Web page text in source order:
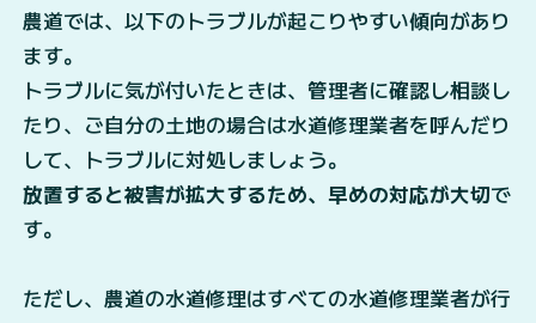
農道では、以下のトラブルが起こりやすい傾向があり
ます。
トラブルに気が付いたときは、管理者に確認し相談し
たり、ご自分の土地の場合は水道修理業者を呼んだり
して、トラブルに対処しましょう。
放置すると被害が拡大するため、早めの対応が大切で
す。
ただし、農道の水道修理はすべての水道修理業者が行